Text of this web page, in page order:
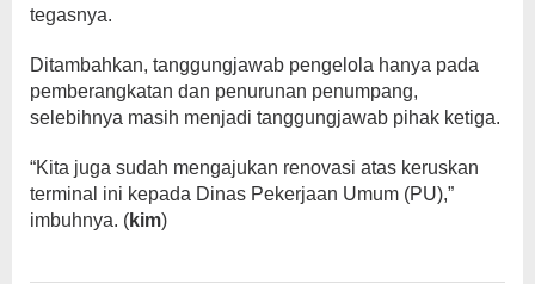
tegasnya.
Ditambahkan, tanggungjawab pengelola hanya pada
pemberangkatan dan penurunan penumpang,
selebihnya masih menjadi tanggungjawab pihak ketiga.
“Kita juga sudah mengajukan renovasi atas keruskan
terminal ini kepada Dinas Pekerjaan Umum (PU),”
imbuhnya. (kim)